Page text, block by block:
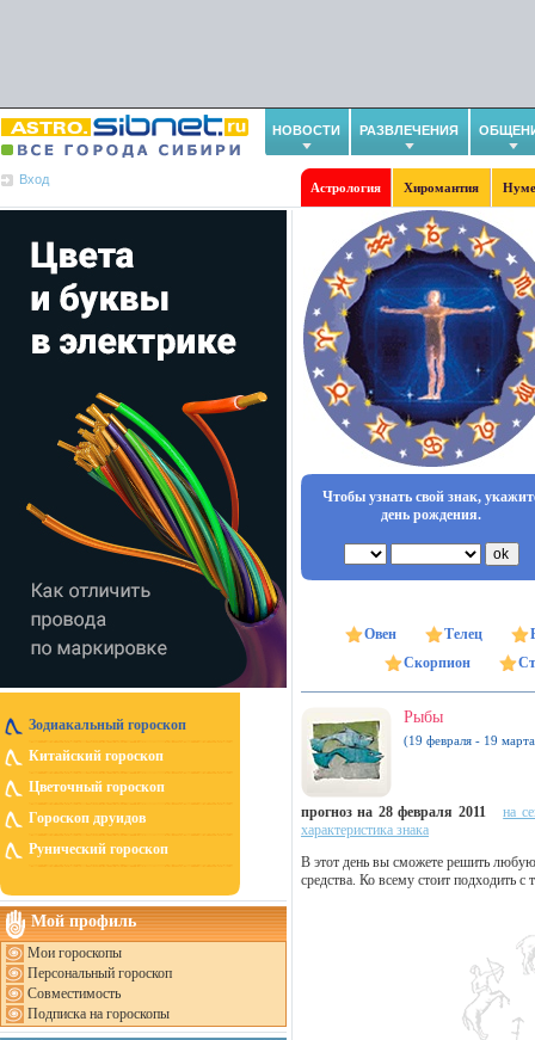
НОВОСТИ РАЗВЛЕЧЕНИЯ
Вход
Астрология Хиромантия
Зодиакальный гороскоп
Китайский гороскоп
Цветочный гороскоп
Гороскоп друидов
Рунический гороскоп
Мой профиль
Мои гороскопы
Персональный гороскоп
Совместимость
Подписка на гороскопы
Чтобы узнать свой знак,
день рождения.
Овен Телец
Скорпион
Рыбы
(19 февраля - 19
прогноз на 28 февраля 2011
на
характеристика знака
В этот день вы сможете решить любую
средства. Ко всему стоит подходить с